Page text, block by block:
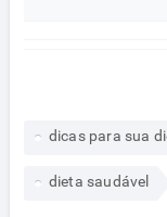
dicas para sua
dieta saudável